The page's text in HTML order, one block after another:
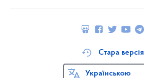
Стара версія
Українською